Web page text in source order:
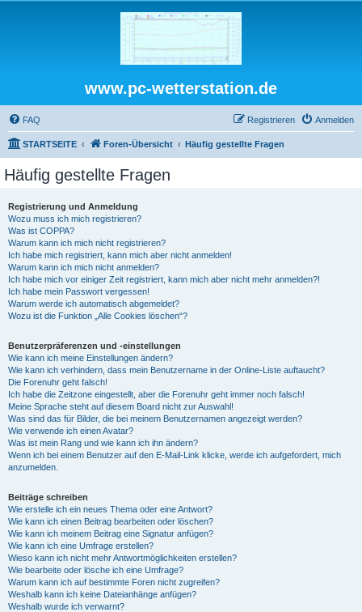
www.pc-wetterstation.de
FAQ Anmelden
Registrieren
STARTSEITE Foren-Übersicht Häufig gestellte Fragen
Häufig gestellte Fragen
Registrierung und Anmeldung
Wozu muss ich mich registrieren?
Was ist COPPA?
Warum kann ich mich nicht registrieren?
Ich habe mich registriert, kann mich aber nicht anmelden!
Warum kann ich mich nicht anmelden?
Ich habe mich vor einiger Zeit registriert, kann mich aber nicht mehr anmelden?!
Ich habe mein Passwort vergessen!
Warum werde ich automatisch abgemeldet?
Wozu ist die Funktion „Alle Cookies löschen“?
Benutzerpräferenzen und -einstellungen
Wie kann ich meine Einstellungen ändern?
Wie kann ich verhindern, dass mein Benutzername in der Online-Liste auftaucht?
Die Forenuhr geht falsch!
Ich habe die Zeitzone eingestellt, aber die Forenuhr geht immer noch falsch!
Meine Sprache steht auf diesem Board nicht zur Auswahl!
Was sind das für Bilder, die bei meinem Benutzernamen angezeigt werden?
Wie verwende ich einen Avatar?
Was ist mein Rang und wie kann ich ihn ändern?
Wenn ich bei einem Benutzer auf den E-Mail-Link klicke, werde ich aufgefordert, mich
anzumelden.
Beiträge schreiben
Wie erstelle ich ein neues Thema oder eine Antwort?
Wie kann ich einen Beitrag bearbeiten oder löschen?
Wie kann ich meinem Beitrag eine Signatur anfügen?
Wie kann ich eine Umfrage erstellen?
Wieso kann ich nicht mehr Antwortmöglichkeiten erstellen?
Wie bearbeite oder lösche ich eine Umfrage?
Warum kann ich auf bestimmte Foren nicht zugreifen?
Weshalb kann ich keine Dateianhänge anfügen?
Weshalb wurde ich verwarnt?